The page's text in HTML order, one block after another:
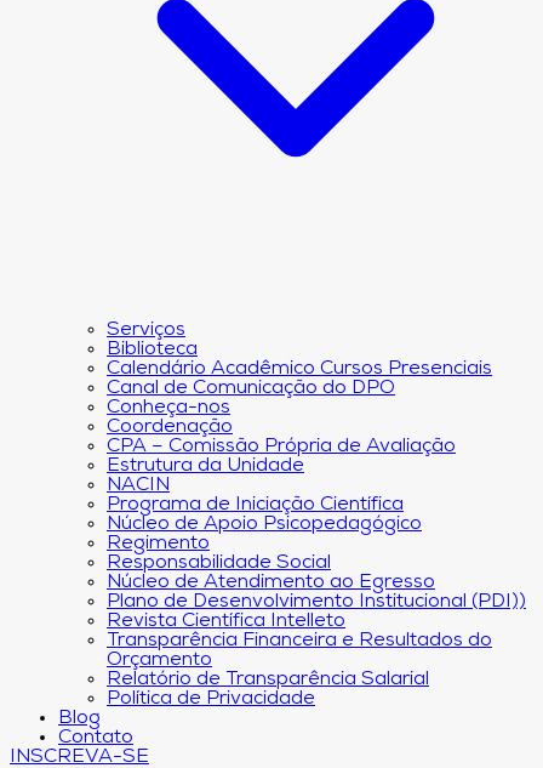
Serviços
Biblioteca
Calendário Acadêmico Cursos Presenciais
Canal de Comunicação do DPO
Conheça-nos
Coordenação
CPA – Comissão Própria de Avaliação
Estrutura da Unidade
NACIN
Programa de Iniciação Científica
Núcleo de Apoio Psicopedagógico
Regimento
Responsabilidade Social
Núcleo de Atendimento ao Egresso
Plano de Desenvolvimento Institucional (PDI))
Revista Científica Intelleto
Transparência Financeira e Resultados do
Orçamento
Relatório de Transparência Salarial
Política de Privacidade
Blog
Contato
INSCREVA-SE